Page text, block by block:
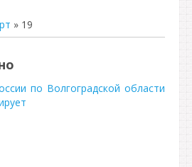
» 19
по Волгоградской области